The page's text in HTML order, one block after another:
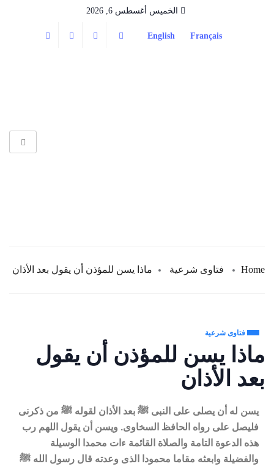
الخميس أغسطس 6, 2026
Français
English
Home فتاوى شرعية ماذا يسن للمؤذن أن يقول بعد الأذان
فتاوى شرعية
ماذا يسن للمؤذن أن يقول
بعد الأذان
يسن له أن يصلى على النبى ﷺ بعد الأذان لقوله ﷺ من ذكرنى
فليصل على رواه الحافظ السخاوى. ويسن أن يقول اللهم رب
هذه الدعوة التامة والصلاة القائمة ءات محمدا الوسيلة
والفضيلة وابعثه مقاما محمودا الذى وعدته قال رسول الله ﷺ